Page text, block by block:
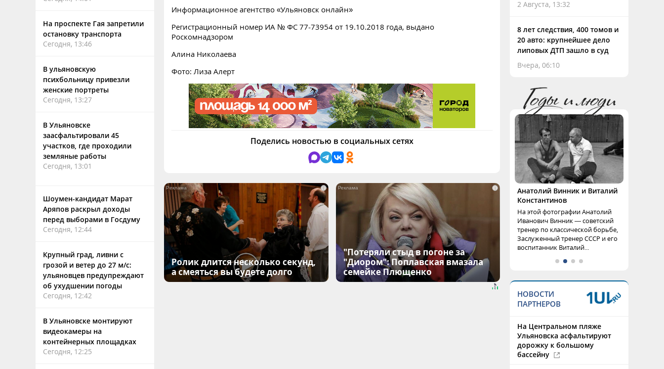
На проспекте Гая запретили
остановку транспорта
Сегодня, 13:46
В ульяновскую
психбольницу привезли
женские портреты
Сегодня, 13:27
В Ульяновске
заасфальтировали 45
участков, где проходили
земляные работы
Сегодня, 13:01
Шоумен-кандидат Марат
Аряпов раскрыл доходы
перед выборами в Госдуму
Сегодня, 12:44
Крупный град, ливни с
грозой и ветер до 27 м/с:
ульяновцев предупреждают
об ухудшении погоды
Сегодня, 12:42
В Ульяновске монтируют
видеокамеры на
контейнерных площадках
Сегодня, 12:25
Информационное агентство «Ульяновск онлайн»
Регистрационный номер ИА № ФС 77-73954 от 19.10.2018 года, выдано
Роскомнадзором
Алина Николаева
Фото: Лиза Алерт
Поделись новостью в социальных сетях
i
Ролик длится несколько секунд,
а смеяться вы будете долго
i
"Потеряли стыд в погоне за
"Диором": Поплавская вмазала
семейке Плющенко
2 Августа, 13:32
8 лет следствия, 400 томов и
20 авто: крупнейшее дело
липовых ДТП зашло в суд
Вчера, 06:10
Анатолий Винник и Виталий
Константинов
На этой фотографии Анатолий
Иванович Винник — советский
тренер по классической борьбе,
Заслуженный тренер СССР и его
воспитанник Виталий...
НОВОСТИ
ПАРТНЕРОВ
На Центральном пляже
Ульяновска асфальтируют
дорожку к большому
бассейну